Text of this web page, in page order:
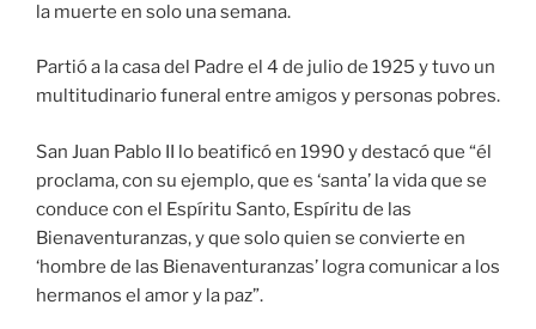
la muerte en solo una semana.
Partió a la casa del Padre el 4 de julio de 1925 y tuvo un
multitudinario funeral entre amigos y personas pobres.
San Juan Pablo II lo beatificó en 1990 y destacó que “él
proclama, con su ejemplo, que es ‘santa’ la vida que se
conduce con el Espíritu Santo, Espíritu de las
Bienaventuranzas, y que solo quien se convierte en
‘hombre de las Bienaventuranzas’ logra comunicar a los
hermanos el amor y la paz”.